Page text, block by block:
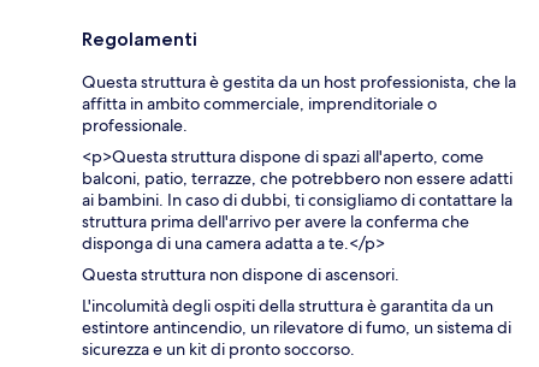
Regolamenti
Questa struttura è gestita da un host professionista, che la
affitta in ambito commerciale, imprenditoriale o
professionale.
<p>Questa struttura dispone di spazi all'aperto, come
balconi, patio, terrazze, che potrebbero non essere adatti
ai bambini. In caso di dubbi, ti consigliamo di contattare la
struttura prima dell'arrivo per avere la conferma che
disponga di una camera adatta a te.</p>
Questa struttura non dispone di ascensori.
L'incolumità degli ospiti della struttura è garantita da un
estintore antincendio, un rilevatore di fumo, un sistema di
sicurezza e un kit di pronto soccorso.